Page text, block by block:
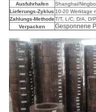
Ausfuhrhafen
Shanghai/Ningbo
Lieferungs-Zyklus 10-20 Werktage
Zahlungs-MethodeT/T, L/C, D/A, D/
Verpacken
Gesponnene